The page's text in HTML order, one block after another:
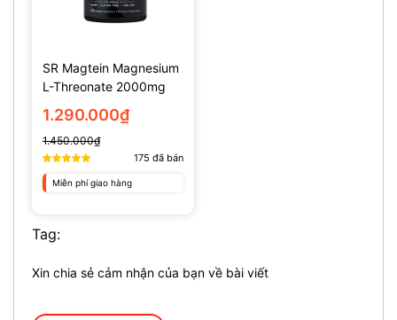
SR Magtein Magnesium
L-Threonate 2000mg
(135 Viên)
1.290.000₫
1.450.000₫
175 đã bán
Miễn phí giao hàng
Tag:
Xin chia sẻ cảm nhận của bạn về bài viết